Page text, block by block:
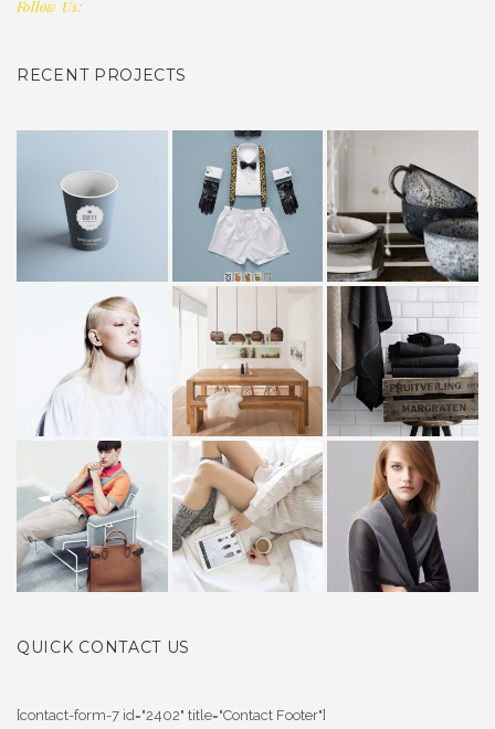
Follow Us:
RECENT PROJECTS
QUICK CONTACT US
[contact-form-7 id="2402" title="Contact Footer"]